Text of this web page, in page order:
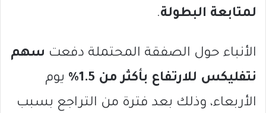
لمتابعة البطولة.
الأنباء حول الصفقة المحتملة دفعت سهم
نتفليكس للارتفاع بأكثر من 1.5%
يوم
الأربعاء، وذلك بعد فترة من التراجع بسبب